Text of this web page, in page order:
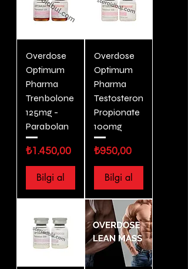
Overdose
Optimum
Pharma
Trenbolone
125mg -
Parabolan
Fiyat
₺1.450,00
Bilgi al
Overdose
Optimum
Pharma
Testosteron
Propionate
100mg
Fiyat
₺950,00
Bilgi al